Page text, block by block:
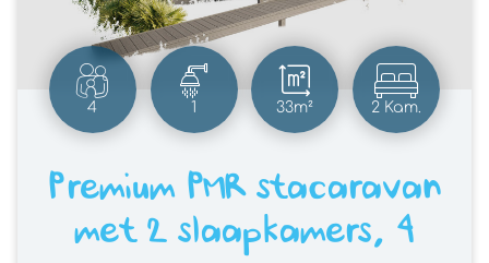
4 1 33m² 2 Kam.
Premium PMR stacaravan
met 2 slaapkamers, 4